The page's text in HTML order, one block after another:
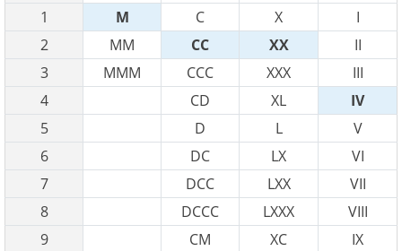
1
M C X
I
2
MM CC XX
II
3
MMM CCC XXX
III
4
CD XL
IV
5
D L
V
6
DC LX
VI
7
DCC LXX
VII
8
DCCC LXXX
VIII
9
CM XC IX